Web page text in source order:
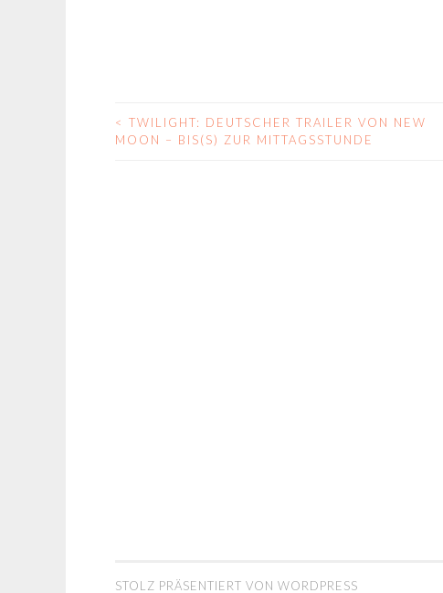
BEITRAGS-
< TWILIGHT: DEUTSCHER TRAILER VON NEW
MOON – BIS(S) ZUR MITTAGSSTUNDE
STOLZ PRÄSENTIERT VON WORDPRESS